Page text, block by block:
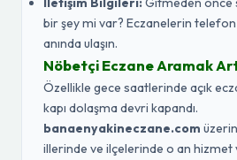
bir şey mi var? Eczanelerin
anında ulaşın.
Nöbetçi Eczane Aramak
Özellikle gece saatlerinde açık
kapı dolaşma devri kapandı.
banaenyakineczane.com
illerinde ve ilçelerinde o an